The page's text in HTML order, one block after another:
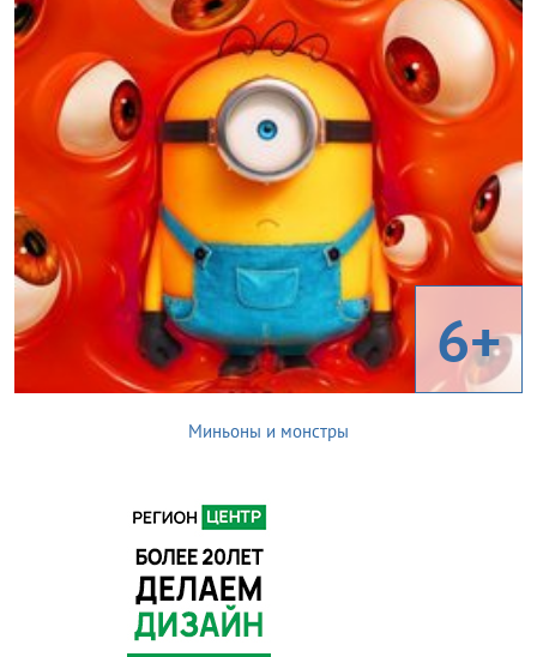
6+
Миньоны и монстры